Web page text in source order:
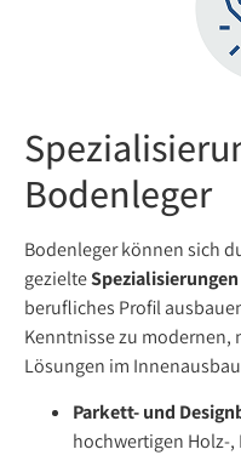
Bodenleger
Bodenleger können sich
gezielteSpezialisierungen
berufliches Profil
Kenntnisse zu
Lösungen im
Parkett- und
hochwertigen Holz-,